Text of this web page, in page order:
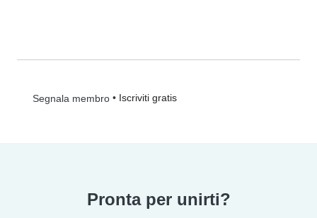
Segnala membro• Iscriviti gratis
Pronta per unirti?